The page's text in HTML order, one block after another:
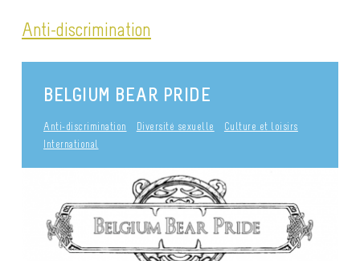
Anti-discrimination
BELGIUM BEAR PRIDE
Anti-discrimination Diversité sexuelle
Culture et loisirs
International